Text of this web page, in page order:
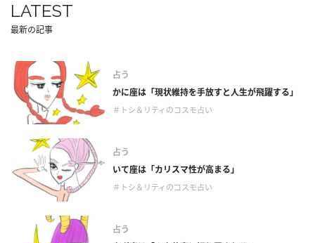
LATEST
最新の記事
占う
かに座は「現状維持を手放すと人生が飛躍する」
＃トシ＆リティのコスモ占い
占う
いて座は「カリスマ性が高まる」
＃トシ＆リティのコスモ占い
占う